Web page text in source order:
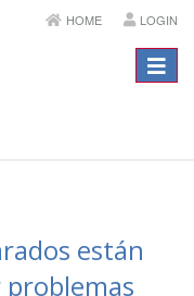
HOME LOGIN
Menú
están
problemas